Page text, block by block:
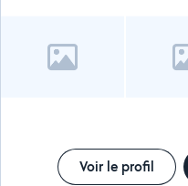
Voir le profil